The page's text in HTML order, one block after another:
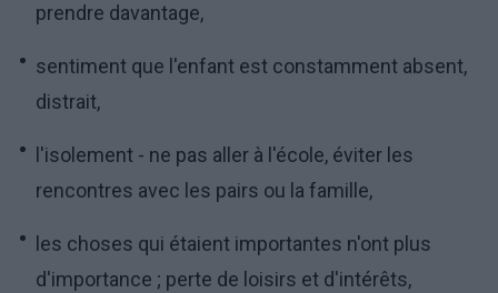
prendre davantage,
sentiment que l'enfant est constamment absent,
distrait,
l'isolement - ne pas aller à l'école, éviter les
rencontres avec les pairs ou la famille,
les choses qui étaient importantes n'ont plus
d'importance ; perte de loisirs et d'intérêts,